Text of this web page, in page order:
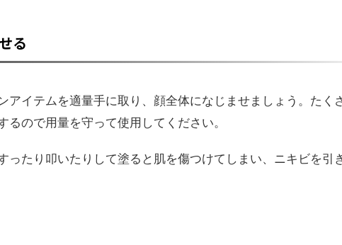
る
アイテムを適量手に取り、顔全体になじませましょう。たく
ので用量を守って使用してください。
ったり叩いたりして塗ると肌を傷つけてしまい、ニキビを引